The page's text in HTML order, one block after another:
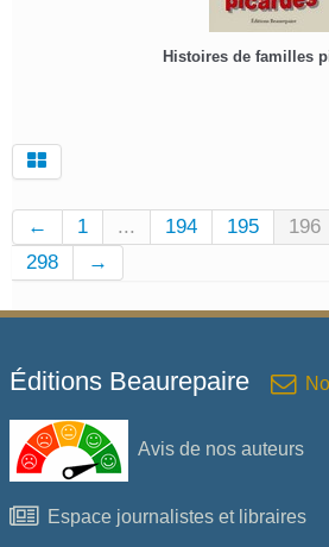
Histoires de familles
← 1 ... 194 195 196
298
→
Éditions Beaurepaire
Avis de nos auteurs
Espace journalistes et libraires